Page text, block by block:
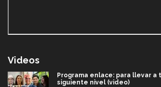
Videos
Programa enlace: para llevar a
siguiente nivel (video)